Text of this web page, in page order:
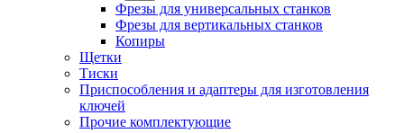
Фрезы для универсальных станков
Фрезы для вертикальных станков
Копиры
Щетки
Тиски
Приспособления и адаптеры для изготовления
ключей
Прочие комплектующие